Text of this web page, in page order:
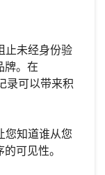
止未经身份验
牌。在
录可以带来积
您知道谁从您
可见性。